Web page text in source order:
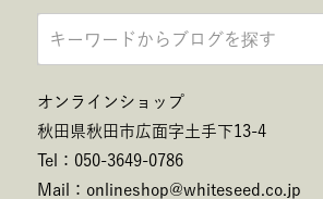
オンラインショップ
秋田県秋田市広面字土手下13-4
Tel：050-3649-0786
Mail：onlineshop@whiteseed.co.jp